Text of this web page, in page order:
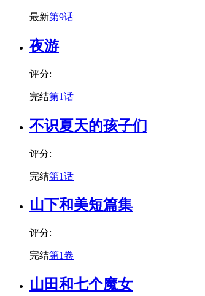
最新第9话
夜游
评分:
完结第1话
不识夏天的孩子们
评分:
完结第1话
山下和美短篇集
评分:
完结第1卷
山田和七个魔女